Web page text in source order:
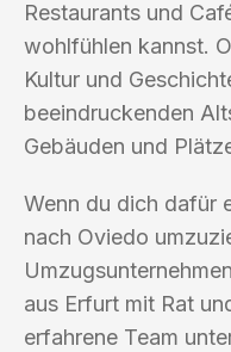
Restaurants und
wohlfühlen kannst.
Kultur und
beeindruckenden
Gebäuden und
Wenn du dich dafür
nach Oviedo
aus Erfurt mit Rat
erfahrene Team